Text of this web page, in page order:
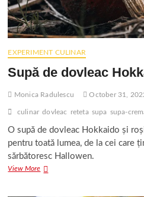
EXPERIMENT CULINAR
Supă de dovleac
Monica Radulescu October 31,
culinar dovleac reteta supa supa-
O supă de dovleac Hokkaido și
pentru toată lumea, de la cei care
sărbătoresc Hallowen.
View MoreSupă